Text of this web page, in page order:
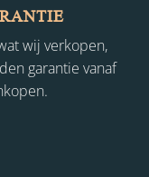
wij verkopen,
garantie vanaf